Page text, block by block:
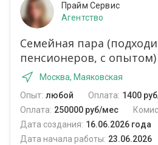
Прайм Сервис
Агентство
Семейная пара
пенсионеров, с опытом)
Москва, Маяковская
Опыт: любой Оплата: 1400
Оплата: 250000 руб/мес
Дата создания: 16.06.2026 года
Дата начала работы: 23.06.2026